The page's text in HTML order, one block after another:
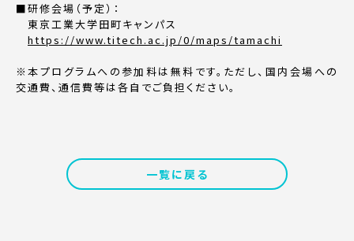
■研修会場（予定）：
東京工業大学田町キャンパス
https://www.titech.ac.jp/0/maps/tamachi
※本プログラムへの参加料は無料です。ただし、国内会場への
交通費、通信費等は各自でご負担ください。
一覧に戻る